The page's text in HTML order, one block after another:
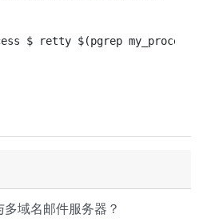
域名邮件服务器？
$ retty $(pgrep